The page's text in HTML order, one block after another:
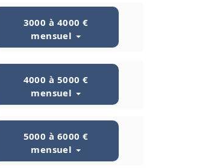
3000 à 4000 €
mensuel
4000 à 5000 €
mensuel
5000 à 6000 €
mensuel